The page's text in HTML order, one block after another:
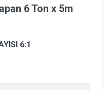
6 Ton x 5m
6:1